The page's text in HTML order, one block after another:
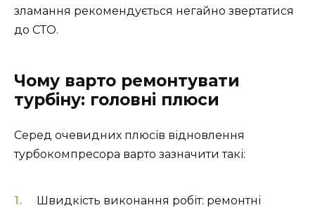
зламання рекомендується негайно звертатися
до СТО.
Чому варто ремонтувати
турбіну: головні плюси
Серед очевидних плюсів відновлення
турбокомпресора варто зазначити такі:
Швидкість виконання робіт: ремонтні